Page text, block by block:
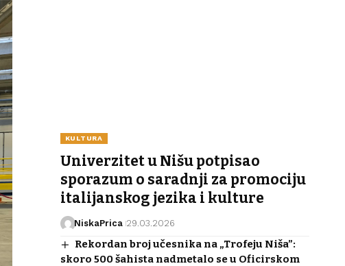
KULTURA
Univerzitet u Nišu potpisao
sporazum o saradnji za promociju
italijanskog jezika i kulture
NiskaPrica 29.03.2026
Rekordan broj učesnika na „Trofeju Niša”:
skoro 500 šahista nadmetalo se u Oficirskom